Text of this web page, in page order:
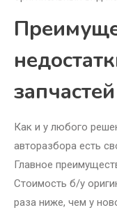
Как и у любого
авторазбора есть
Главное
Стоимость б/у
раза ниже, чем у